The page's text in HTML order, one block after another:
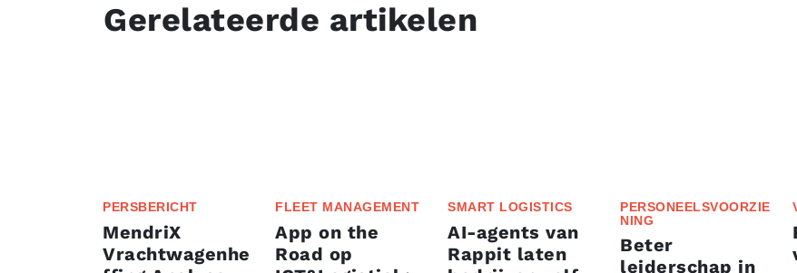
Gerelateerde artikelen
PERSBERICHT
MendriX
Vrachtwagenhe
FLEET MANAGEMENT
App on the
Road op
SMART LOGISTICS
AI-agents van
Rappit laten
PERSONEELSVOORZIE
NING
Beter
leiderschap in